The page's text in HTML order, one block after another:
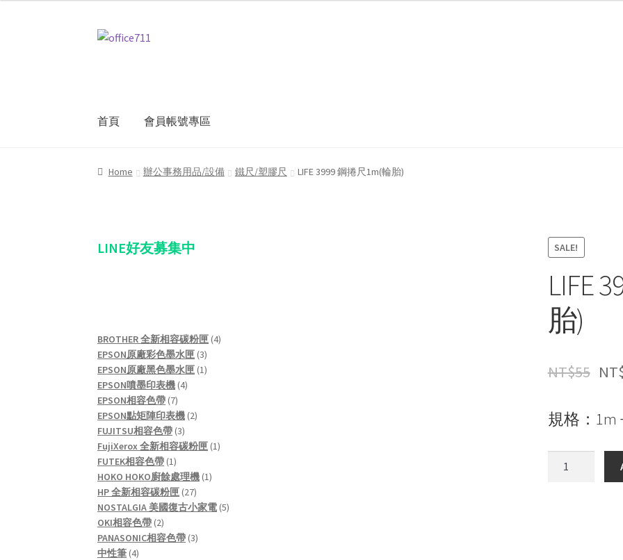
Skip
Skip
首頁 會員帳號專區
Home 我的帳號結帳聯絡我們 購物車 關於我們防詐騙聲明
Home 辦公事務用品/設備 鐵尺/塑膠尺 LIFE 3999 鋼捲尺1m(輪胎)
SALE!
LIFE
胎)
NT$55
規格：1m
LINE好友募集中
BROTHER 全新相容碳粉匣 44
EPSON原廠彩色墨水匣 33
products
EPSON原廠黑色墨水匣 11
EPSON噴墨印表機 44
EPSON相容色帶 77
products
EPSON點矩陣印表機 22
FUJITSU相容色帶 33
products
FujiXerox 全新相容碳粉匣 11
FUTEK相容色帶 11
product
HOKO HOKO廚餘處理機 11
HP 全新相容碳粉匣 2727
products
NOSTALGIA 美國復古小家電 55
OKI相容色帶 22
products
PANASONIC相容色帶 33
中性筆 44